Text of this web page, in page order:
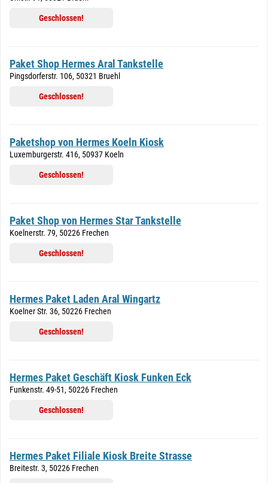
Geschlossen!
Paket Shop Hermes Aral Tankstelle
Pingsdorferstr. 106, 50321 Bruehl
Geschlossen!
Paketshop von Hermes Koeln Kiosk
Luxemburgerstr. 416, 50937 Koeln
Geschlossen!
Paket Shop von Hermes Star Tankstelle
Koelnerstr. 79, 50226 Frechen
Geschlossen!
Hermes Paket Laden Aral Wingartz
Koelner Str. 36, 50226 Frechen
Geschlossen!
Hermes Paket Geschäft Kiosk Funken Eck
Funkenstr. 49-51, 50226 Frechen
Geschlossen!
Hermes Paket Filiale Kiosk Breite Strasse
Breitestr. 3, 50226 Frechen